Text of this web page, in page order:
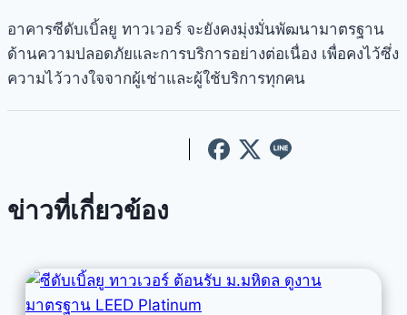
อาคารซีดับเบิ้ลยู ทาวเวอร์ จะยังคงมุ่งมั่นพัฒนามาตรฐาน
ด้านความปลอดภัยและการบริการอย่างต่อเนื่อง เพื่อคงไว้ซึ่ง
ความไว้วางใจจากผู้เช่าและผู้ใช้บริการทุกคน
ข่าวที่เกี่ยวข้อง